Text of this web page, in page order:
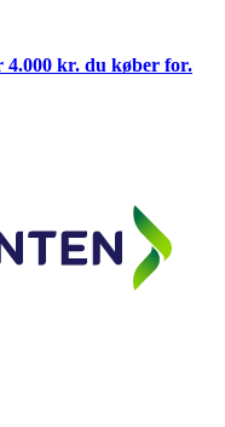
kr. du køber for.